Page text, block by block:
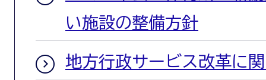
い施設の整備方針
地方行政サービス改革に